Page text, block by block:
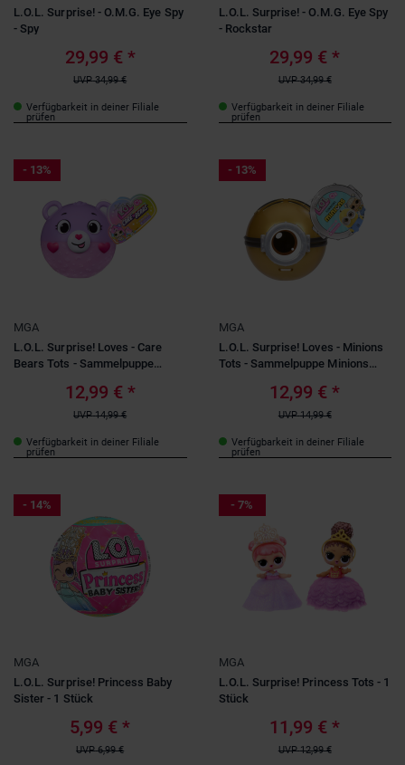
L.O.L. Surprise! - O.M.G. Eye Spy
- Spy
29,99 € *
UVP 34,99 €
Verfügbarkeit in deiner Filiale
prüfen
L.O.L. Surprise! - O.M.G. Eye Spy
- Rockstar
29,99 € *
UVP 34,99 €
Verfügbarkeit in deiner Filiale
prüfen
- 13%
MGA
L.O.L. Surprise! Loves - Care
Bears Tots - Sammelpuppe
12,99 € *
UVP 14,99 €
Verfügbarkeit in deiner Filiale
prüfen
- 13%
MGA
L.O.L. Surprise! Loves - Minions
Tots - Sammelpuppe Minions
12,99 € *
UVP 14,99 €
Verfügbarkeit in deiner Filiale
prüfen
- 14%
MGA
L.O.L. Surprise! Princess Baby
Sister - 1 Stück
5,99 € *
UVP 6,99 €
- 7%
MGA
L.O.L. Surprise! Princess Tots - 1
Stück
11,99 € *
UVP 12,99 €